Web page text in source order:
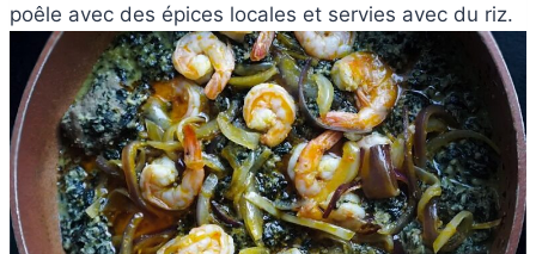
poêle avec des épices locales et servies avec du riz.